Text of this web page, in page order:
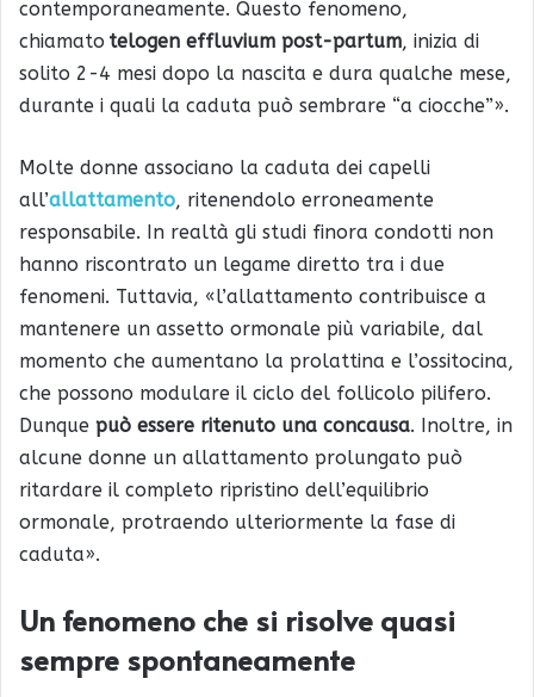
contemporaneamente. Questo fenomeno,
chiamato telogen effluvium post-partum, inizia di
solito 2-4 mesi dopo la nascita e dura qualche mese,
durante i quali la caduta può sembrare “a ciocche”».
Molte donne associano la caduta dei capelli
all’allattamento, ritenendolo erroneamente
responsabile. In realtà gli studi finora condotti non
hanno riscontrato un legame diretto tra i due
fenomeni. Tuttavia, «l’allattamento contribuisce a
mantenere un assetto ormonale più variabile, dal
momento che aumentano la prolattina e l’ossitocina,
che possono modulare il ciclo del follicolo pilifero.
Dunque può essere ritenuto una concausa. Inoltre, in
alcune donne un allattamento prolungato può
ritardare il completo ripristino dell’equilibrio
ormonale, protraendo ulteriormente la fase di
caduta».
Un fenomeno che si risolve quasi
sempre spontaneamente